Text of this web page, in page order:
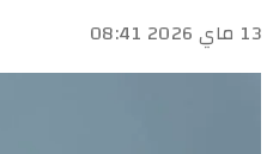
13 ماي 2026 08:41